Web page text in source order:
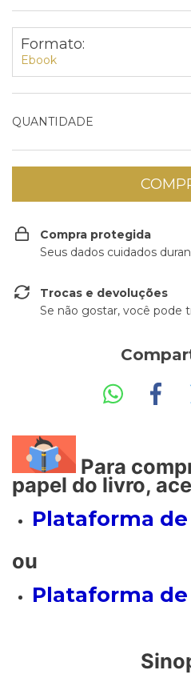
Formato:
Ebook
QUANTIDADE
Compra protegida
Seus dados cuidados
Trocas e devoluções
Se não gostar, você pode
Para
papel do livro,
Plataforma de
ou
Plataforma